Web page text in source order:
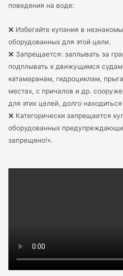
поведения на воде:
❌ Избегайте купания в
оборудованных для этой цели.
❌ Запрещается: заплывать за
подплывать к движущимся
катамаранам, гидроциклам,
местах, с причалов и др.
для этих целей, долго
❌ Категорически запрещается
оборудованных
запрещено!».